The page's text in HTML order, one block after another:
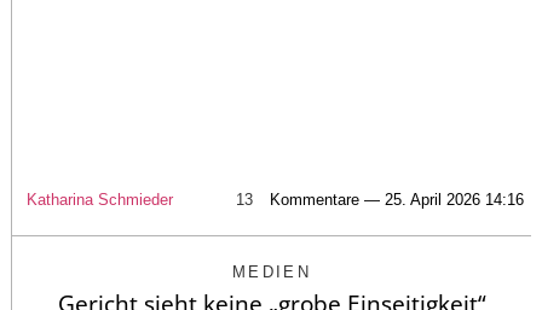
Katharina Schmieder 13 Kommentare — 25. April 2026 14:16
MEDIEN